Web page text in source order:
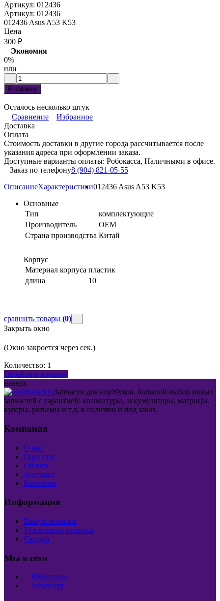
Артикул: 012436
Артикул: 012436
012436 Asus A53 K53
Цена
300 ₽
Экономия
0%
или
В корзину
Осталось несколько штук
Сравнение
Избранное
Доставка
Оплата
Стоимость доставки в другие города рассчитывается после
указания адреса при оформлении заказа.
Доступные варианты оплаты: Робокасса, Наличными в офисе.
Заказ по телефону8 (904) 821-05-55
ОписаниеХарактеристики012436 Asus A53 K53
Основные
Тип
комплектующие
Производитель
OEM
Страна производства Китай
Корпус
Материал корпуса пластик
длина
10
сравнить товары (0)
Закрыть окно
(Окно закроется через сек.)
Количество: 1
Перейти в корзину
наверх
Запчасти для ноутбуков, большой выбор новых
запчастей с гарантией: клавиатуры, аккумуляторы, матрицы,
кулеры, разъемы и т.д. в наличии и под заказ.
Компания
О нас
Гарантия
Оплата
Доставка
Контакты
Информация
Выкуп техники
Утилизация техники
Скидки
Мы в сети
ВКонтакте
WhatsApp